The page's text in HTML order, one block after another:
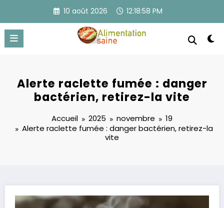
contenu
10 août 2026 12:18:58 PM
Alerte raclette fumée : danger
bactérien, retirez-la vite
Accueil 2025 novembre
19
Alerte raclette fumée : danger bactérien, retirez-la
vite